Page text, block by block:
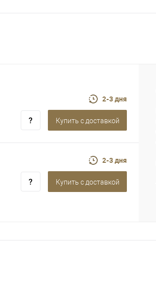
2-3 дня
Купить c доставкой
2-3 дня
Купить c доставкой